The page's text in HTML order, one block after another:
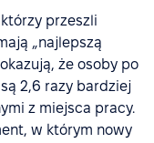
przeszli
„najlepszą
że osoby po
2,6 razy bardziej
z miejsca pracy.
w którym nowy